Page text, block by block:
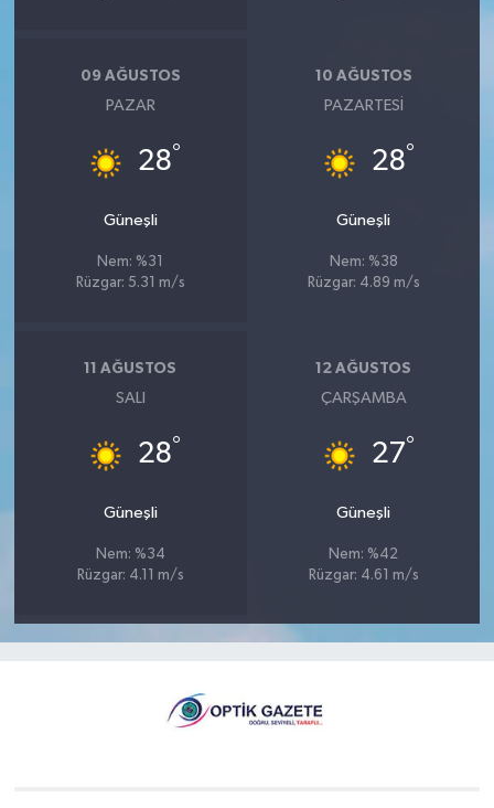
09 AĞUSTOS
PAZAR
28°
Güneşli
Nem: %31
Rüzgar: 5.31 m/s
10 AĞUSTOS
PAZARTESI
28°
Güneşli
Nem: %38
Rüzgar: 4.89 m/s
11 AĞUSTOS
SALI
28°
Güneşli
Nem: %34
Rüzgar: 4.11 m/s
12 AĞUSTOS
ÇARŞAMBA
27°
Güneşli
Nem: %42
Rüzgar: 4.61 m/s